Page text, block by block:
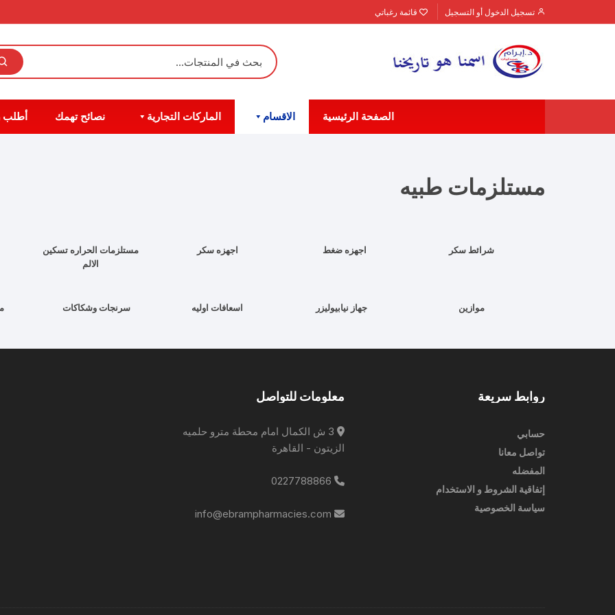
تسجيل الدخول أو التسجيل قائمة رغباتي
الصفحة الرئيسية الاقسام الماركات التجارية نصائح تهمك
مستلزمات طبيه
شرائط سكر اجهزه ضغط اجهزه سكر
مستلزمات الحراره تسكين
الالم
موازين جهاز نيابيوليزر اسعافات اوليه سرنجات وشكاكات
روابط سريعة
حسابي
تواصل معانا
المفضله
إتفاقية الشروط و الاستخدام
سياسة الخصوصية
معلومات للتواصل
3 ش الكمال امام محطة مترو حلميه
الزيتون - القاهرة